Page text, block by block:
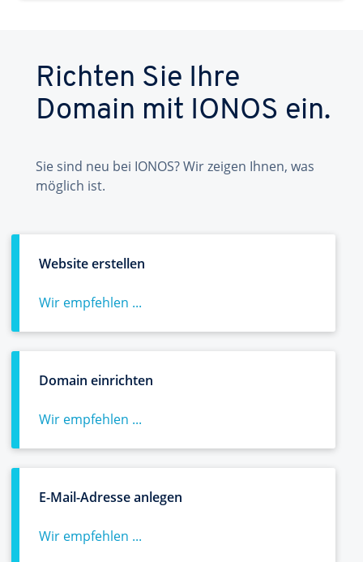
Richten Sie Ihre
Domain mit IONOS ein.
Sie sind neu bei IONOS? Wir zeigen Ihnen, was
möglich ist.
Website erstellen
Wir empfehlen ...
Domain einrichten
Wir empfehlen ...
E-Mail-Adresse anlegen
Wir empfehlen ...